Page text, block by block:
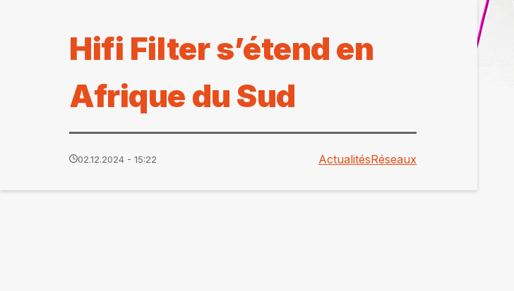
Hifi Filter s’étend en
Afrique du Sud
02.12.2024 - 15:22 ActualitésRéseaux